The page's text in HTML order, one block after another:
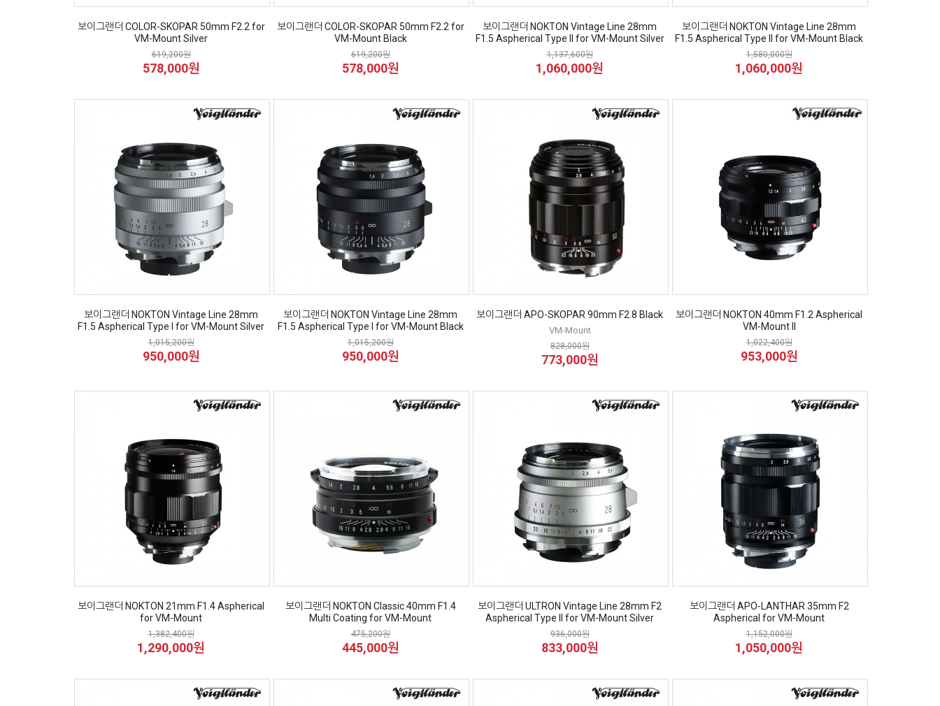
보이그랜더 COLOR-SKOPAR 50mm F2.2 for
VM-Mount Silver
619,200원
578,000원
보이그랜더 COLOR-SKOPAR 50mm F2.2 for
VM-Mount Black
619,200원
578,000원
보이그랜더 NOKTON Vintage Line 28mm
F1.5 Aspherical Type II for VM-Mount Silver
1,137,600원
1,060,000원
보이그랜더 NOKTON Vintage Line 28mm
F1.5 Aspherical Type II for VM-Mount Black
1,580,000원
1,060,000원
보이그랜더 NOKTON Vintage Line 28mm
F1.5 Aspherical Type I for VM-Mount Silver
1,015,200원
950,000원
보이그랜더 NOKTON Vintage Line 28mm
F1.5 Aspherical Type I for VM-Mount Black
1,015,200원
950,000원
보이그랜더 APO-SKOPAR 90mm F2.8 Black
VM-Mount
828,000원
773,000원
보이그랜더 NOKTON 40mm F1.2 Aspherical
VM-Mount II
1,022,400원
953,000원
보이그랜더 NOKTON 21mm F1.4 Aspherical
for VM-Mount
1,382,400원
1,290,000원
보이그랜더 NOKTON Classic 40mm F1.4
Multi Coating for VM-Mount
475,200원
445,000원
보이그랜더 ULTRON Vintage Line 28mm F2
Aspherical Type II for VM-Mount Silver
936,000원
833,000원
보이그랜더 APO-LANTHAR 35mm F2
Aspherical for VM-Mount
1,152,000원
1,050,000원